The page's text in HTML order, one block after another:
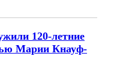
120-летние
Марии Кнауф-